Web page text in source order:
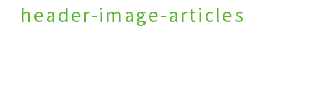
header-image-articles